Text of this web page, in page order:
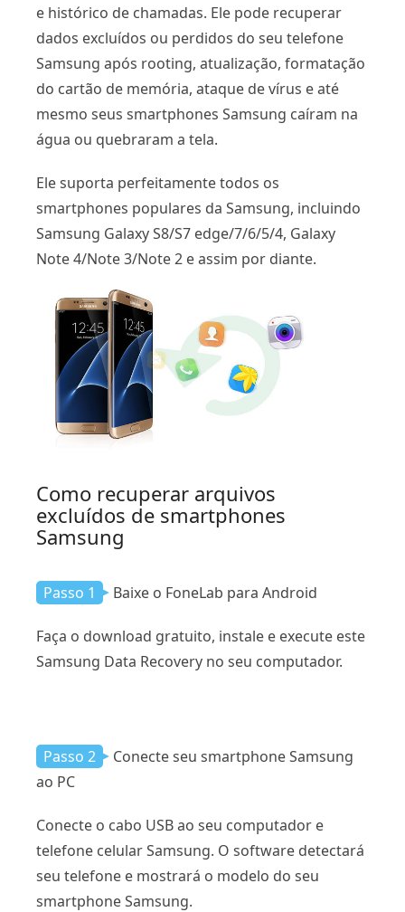
e histórico de chamadas. Ele pode recuperar
dados excluídos ou perdidos do seu telefone
Samsung após rooting, atualização, formatação
do cartão de memória, ataque de vírus e até
mesmo seus smartphones Samsung caíram na
água ou quebraram a tela.
Ele suporta perfeitamente todos os
smartphones populares da Samsung, incluindo
Samsung Galaxy S8/S7 edge/7/6/5/4, Galaxy
Note 4/Note 3/Note 2 e assim por diante.
Como recuperar arquivos
excluídos de smartphones
Samsung
Passo 1 Baixe o FoneLab para Android
Faça o download gratuito, instale e execute este
Samsung Data Recovery no seu computador.
Passo 2
Conecte seu smartphone Samsung
ao PC
Conecte o cabo USB ao seu computador e
telefone celular Samsung. O software detectará
seu telefone e mostrará o modelo do seu
smartphone Samsung.